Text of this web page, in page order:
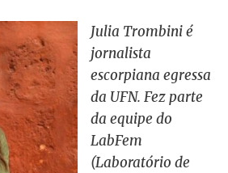
Julia Trombini é
jornalista
escorpiana egressa
da UFN. Fez parte
da equipe do
LabFem
(Laboratório de